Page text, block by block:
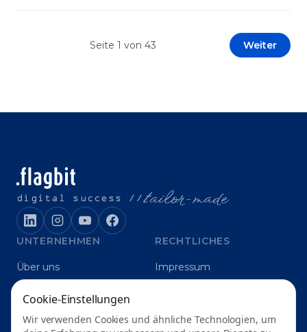
Prototypen entwickeln und interne Skepsis
abbauen. Der zentrale Begriff dieses Beitrags ist
Seite 1 von 43 Weiter
digital success //tailor-made
UNTERNEHMEN
Über uns
RECHTLICHES
Impressum
Cookie-Einstellungen
Wir verwenden Cookies und ähnliche Technologien, um